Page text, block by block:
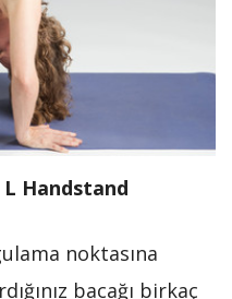
L Handstand
noktasına
bacağı birkaç